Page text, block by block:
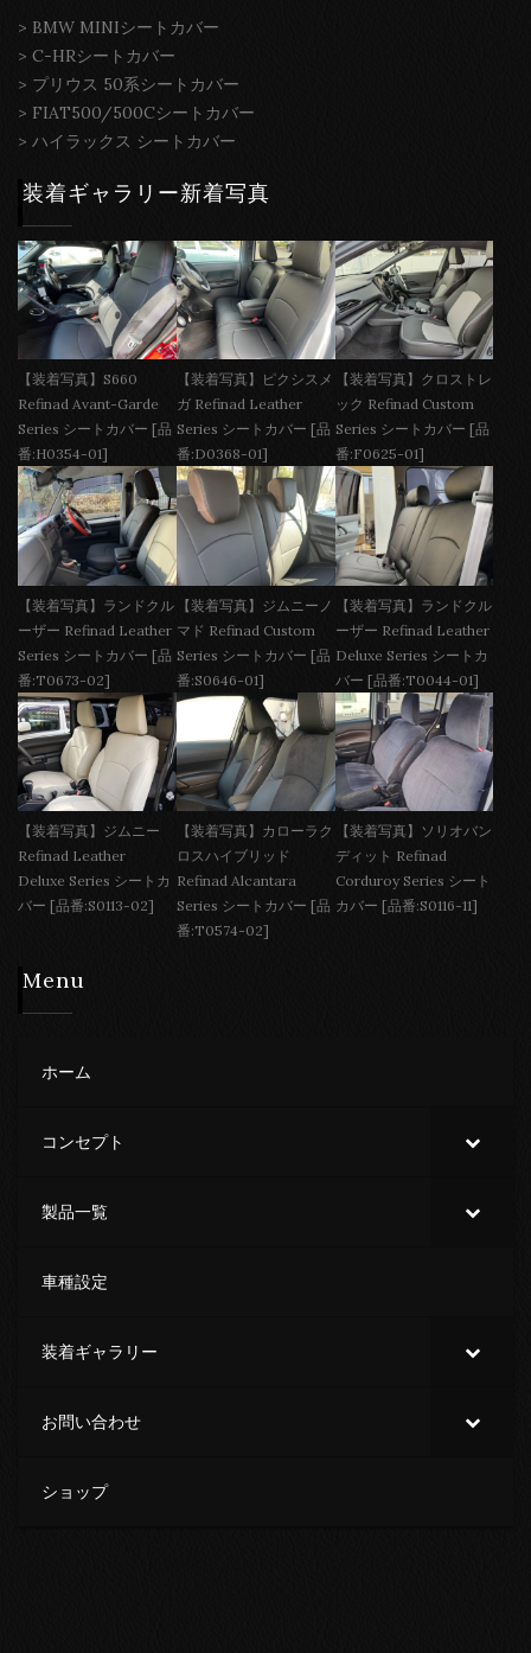
> BMW MINIシートカバー
> C-HRシートカバー
> プリウス 50系シートカバー
> FIAT500/500Cシートカバー
> ハイラックス シートカバー
装着ギャラリー新着写真
【装着写真】S660
Refinad Avant-Garde
Series シートカバー [品
番:H0354-01]
【装着写真】ピクシスメ
ガ Refinad Leather
Series シートカバー [品
番:D0368-01]
【装着写真】クロストレ
ック Refinad Custom
Series シートカバー [品
番:F0625-01]
【装着写真】ランドクル
ーザー Refinad Leather
Series シートカバー [品
番:T0673-02]
【装着写真】ジムニーノ
マド Refinad Custom
Series シートカバー [品
番:S0646-01]
【装着写真】ランドクル
ーザー Refinad Leather
Deluxe Series シートカ
バー [品番:T0044-01]
【装着写真】ジムニー
Refinad Leather
Deluxe Series シートカ
バー [品番:S0113-02]
【装着写真】カローラク
ロスハイブリッド
Refinad Alcantara
Series シートカバー [品
番:T0574-02]
【装着写真】ソリオバン
ディット Refinad
Corduroy Series シート
カバー [品番:S0116-11]
Menu
ホーム
コンセプト
製品一覧
車種設定
装着ギャラリー
お問い合わせ
ショップ